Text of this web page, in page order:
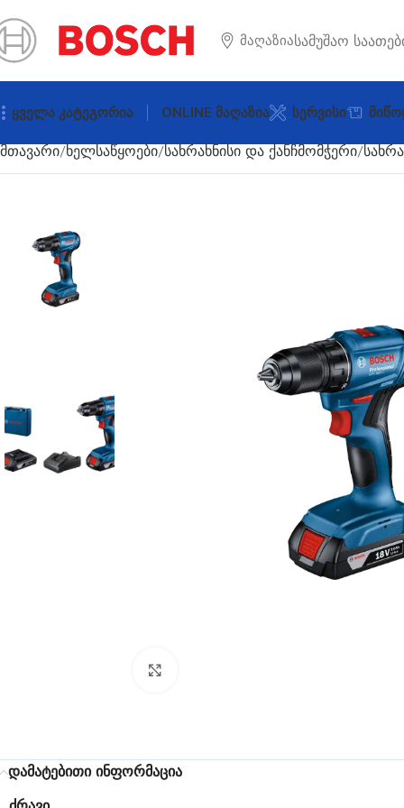
Მაღაზიასამუშაო
Ყველა Კატეგორია ONLINE Მაღაზია Სერვისი
მთავარი ხელსაწყოები სახრახნისი და ქანჩმომჭერი
დამატებითი ინფორმაცია